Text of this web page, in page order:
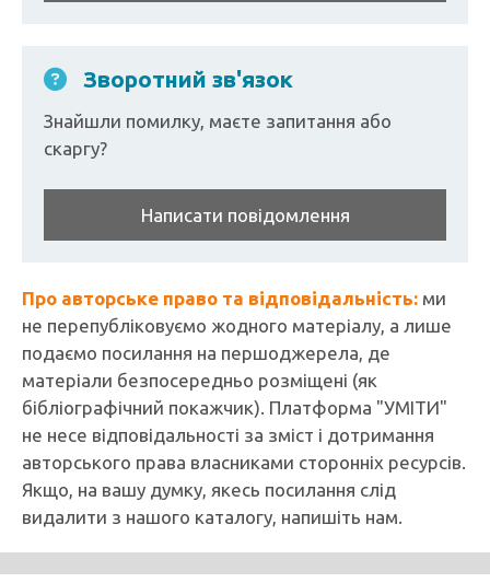
Зворотний зв'язок
Знайшли помилку, маєте запитання або
скаргу?
Написати повідомлення
Про авторське право та відповідальність: ми
не перепубліковуємо жодного матеріалу, а лише
подаємо посилання на першоджерела, де
матеріали безпосередньо розміщені (як
бібліографічний покажчик). Платформа "УМІТИ"
не несе відповідальності за зміст і дотримання
авторського права власниками сторонніх ресурсів.
Якщо, на вашу думку, якесь посилання слід
видалити з нашого каталогу, напишіть нам.